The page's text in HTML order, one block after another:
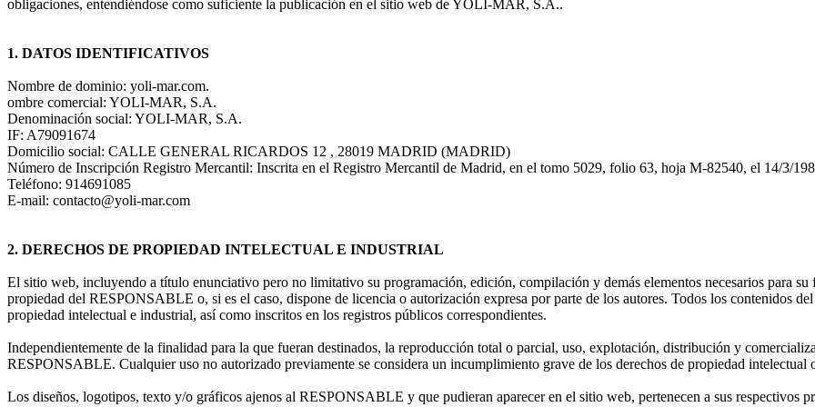
obligaciones, entendiéndose como suficiente la publicación en el sitio web de YOLI-MAR, S.A..
1. DATOS IDENTIFICATIVOS
Nombre de dominio: yoli-mar.com.
ombre comercial: YOLI-MAR, S.A.
Denominación social: YOLI-MAR, S.A.
IF: A79091674
Domicilio social: CALLE GENERAL RICARDOS 12 , 28019 MADRID (MADRID)
Número de Inscripción Registro Mercantil: Inscrita en el Registro Mercantil de Madrid, en el tomo 5029, folio 63, hoja M-82540, el 14/3/
Teléfono: 914691085
E-mail: contacto@yoli-mar.com
2. DERECHOS DE PROPIEDAD INTELECTUAL E INDUSTRIAL
El sitio web, incluyendo a título enunciativo pero no limitativo su programación, edición, compilación y demás elementos necesarios para
propiedad del RESPONSABLE o, si es el caso, dispone de licencia o autorización expresa por parte de los autores. Todos los contenidos
propiedad intelectual e industrial, así como inscritos en los registros públicos correspondientes.
Independientemente de la finalidad para la que fueran destinados, la reproducción total o parcial, uso, explotación, distribución y
RESPONSABLE. Cualquier uso no autorizado previamente se considera un incumplimiento grave de los derechos de propiedad intelectual
Los diseños, logotipos, texto y/o gráficos ajenos al RESPONSABLE y que pudieran aparecer en el sitio web, pertenecen a sus respectivos